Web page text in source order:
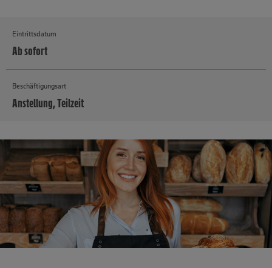
Eintrittsdatum
Ab sofort
Beschäftigungsart
Anstellung, Teilzeit